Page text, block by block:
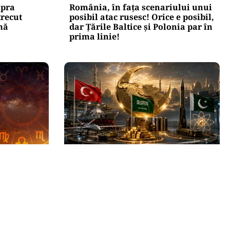
România, în fața scenariului unui
posibil atac rusesc! Orice e posibil,
dar Țările Baltice și Polonia par în
prima linie!